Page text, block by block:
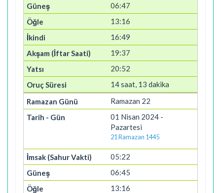
06:47
13:16
16:49
19:37
20:52
14 saat, 13 dakika
Ramazan 22
01 Nisan 2024 -
Pazartesi
21 Ramazan 1445
05:22
06:45
13:16